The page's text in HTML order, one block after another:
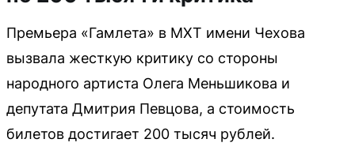
Премьера «Гамлета» в МХТ имени Чехова
вызвала жесткую критику со стороны
народного артиста Олега Меньшикова и
депутата Дмитрия Певцова, а стоимость
билетов достигает 200 тысяч рублей.